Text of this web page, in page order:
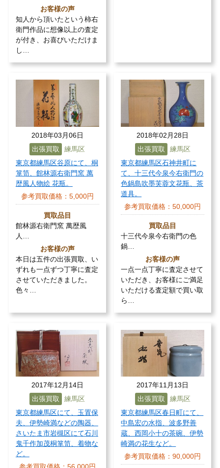
お客様の声
知人から頂いたという柿右
衛門作品に想像以上の査定
が付き、お喜びいただけま
し…
2018年03月06日
出張買取
練馬区
東京都練馬区谷原にて、桐
箪笥、館林源右衛門窯 萬
歴風人物絵 花瓶。
参考買取価格： 5,000円
買取品目
館林源右衛門窯 萬歴風
人…
お客様の声
本日は五件の出張買取、い
ずれも一点ずつ丁寧に査定
させていただきました。
色々…
2018年02月28日
出張買取
練馬区
東京都練馬区石神井町に
て、十三代今泉今右衛門の
色鍋島吹墨芙蓉文花瓶、茶
道具。
参考買取価格：50,000円
買取品目
十三代今泉今右衛門の色
鍋…
お客様の声
一点一点丁寧に査定させて
いただき、お客様にご満足
いただける査定額で買い取
ら…
2017年12月14日
出張買取
練馬区
東京都練馬区にて、玉置保
夫、伊勢崎満などの陶器、
さいたま市岩槻区にて石川
鬼千作加茂桐箪笥、着物な
ど。
2017年11月13日
出張買取
練馬区
東京都練馬区春日町にて、
中島宏の水指、波多野善
蔵、西岡小十の茶碗、伊勢
崎満の花生など。
参考買取価格：90,000円